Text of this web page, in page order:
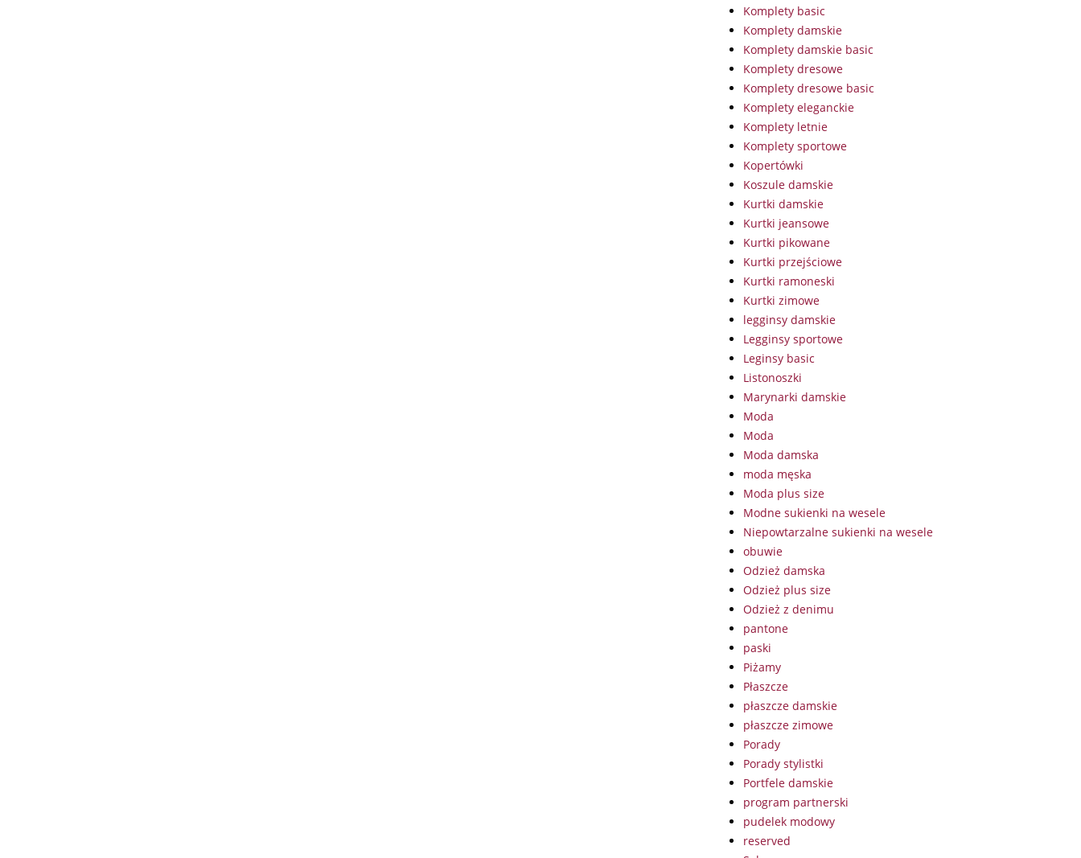
Komplety basic
Komplety damskie
Komplety damskie basic
Komplety dresowe
Komplety dresowe basic
Komplety eleganckie
Komplety letnie
Komplety sportowe
Kopertówki
Koszule damskie
Kurtki damskie
Kurtki jeansowe
Kurtki pikowane
Kurtki przejściowe
Kurtki ramoneski
Kurtki zimowe
legginsy damskie
Legginsy sportowe
Leginsy basic
Listonoszki
Marynarki damskie
Moda
Moda
Moda damska
moda męska
Moda plus size
Modne sukienki na wesele
Niepowtarzalne sukienki na wesele
obuwie
Odzież damska
Odzież plus size
Odzież z denimu
pantone
paski
Piżamy
Płaszcze
płaszcze damskie
płaszcze zimowe
Porady
Porady stylistki
Portfele damskie
program partnerski
pudelek modowy
reserved